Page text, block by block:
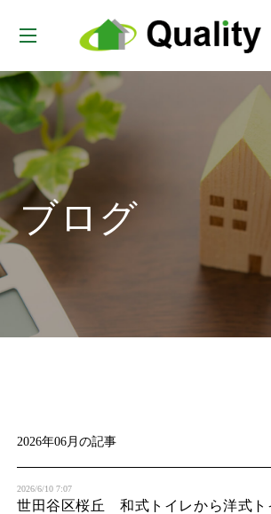
ブログ
2026年06月の記事
2026/6/10 7:07
世田谷区桜丘 和式トイレから洋式ト
t
o
g
l
n
a
i
i
o
n